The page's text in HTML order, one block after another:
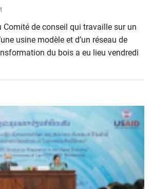
Comité de conseil qui travaille sur un
usine modèle et d’un réseau de
du bois a eu lieu vendredi